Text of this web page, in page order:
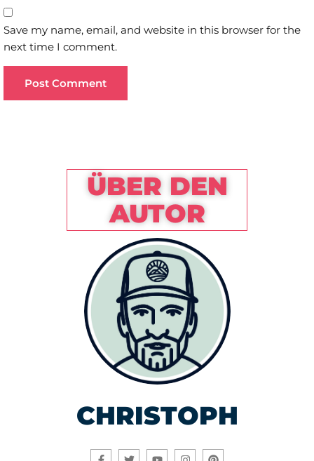
Save my name, email, and website in this browser for the
next time I comment.
ÜBER DEN
AUTOR
CHRISTOPH